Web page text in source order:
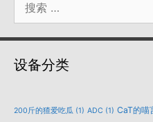
索：
设备分类
200斤的猹爱吃瓜 (1) ADC (1) CaT的喵